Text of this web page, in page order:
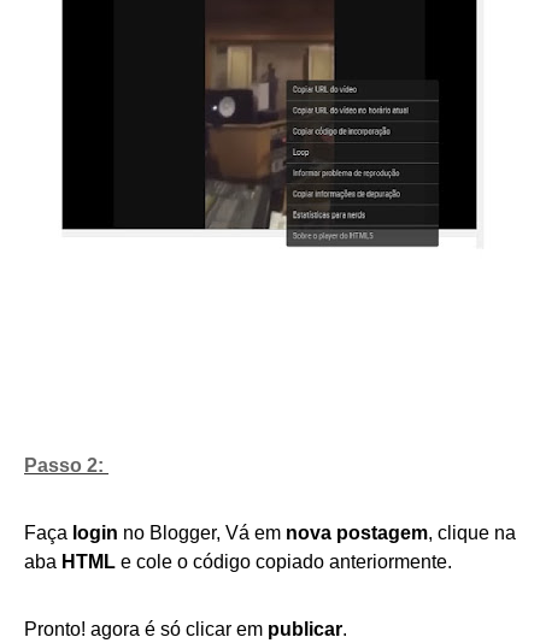
Passo 2:
Faça login no Blogger, Vá em nova postagem, clique na
aba HTML e cole o código copiado anteriormente.
Pronto! agora é só clicar em publicar.